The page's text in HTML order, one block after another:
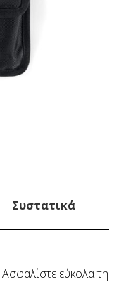
Συστατικά
Ασφαλίστε εύκολα τη